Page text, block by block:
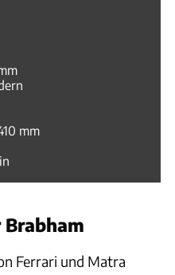
mm
Ferrari und Matra